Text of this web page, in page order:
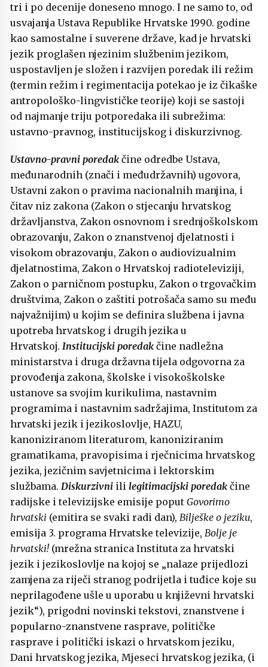
tri i po decenije doneseno mnogo. I ne samo to, od
usvajanja Ustava Republike Hrvatske 1990. godine
kao samostalne i suverene države, kad je hrvatski
jezik proglašen njezinim službenim jezikom,
uspostavljen je složen i razvijen poredak ili režim
(termin režim i regimentacija potekao je iz čikaške
antropološko-lingvističke teorije) koji se sastoji
od najmanje triju potporedaka ili subrežima:
ustavno-pravnog, institucijskog i diskurzivnog.
Ustavno-pravni poredak čine odredbe Ustava,
međunarodnih (znači i međudržavnih) ugovora,
Ustavni zakon o pravima nacionalnih manjina, i
čitav niz zakona (Zakon o stjecanju hrvatskog
državljanstva, Zakon osnovnom i srednjoškolskom
obrazovanju, Zakon o znanstvenoj djelatnosti i
visokom obrazovanju, Zakon o audiovizualnim
djelatnostima, Zakon o Hrvatskoj radioteleviziji,
Zakon o parničnom postupku, Zakon o trgovačkim
društvima, Zakon o zaštiti potrošača samo su među
najvažnijim) u kojim se definira službena i javna
upotreba hrvatskog i drugih jezika u
Hrvatskoj. Institucijski poredak čine nadležna
ministarstva i druga državna tijela odgovorna za
provođenja zakona, školske i visokoškolske
ustanove sa svojim kurikulima, nastavnim
programima i nastavnim sadržajima, Institutom za
hrvatski jezik i jezikoslovlje, HAZU,
kanoniziranom literaturom, kanoniziranim
gramatikama, pravopisima i rječnicima hrvatskog
jezika, jezičnim savjetnicima i lektorskim
službama. Diskurzivni ili legitimacijski poredak čine
radijske i televizijske emisije poput Govorimo
hrvatski (emitira se svaki radi dan), Bilješke o jeziku,
emisija 3. programa Hrvatske televizije, Bolje je
hrvatski! (mrežna stranica Instituta za hrvatski
jezik i jezikoslovlje na kojoj se „nalaze prijedlozi
zamjena za riječi stranog podrijetla i tuđice koje su
neprilagođene ušle u uporabu u književni hrvatski
jezik“), prigodni novinski tekstovi, znanstvene i
popularno-znanstvene rasprave, političke
rasprave i politički iskazi o hrvatskom jeziku,
Dani hrvatskog jezika, Mjeseci hrvatskog jezika, (i